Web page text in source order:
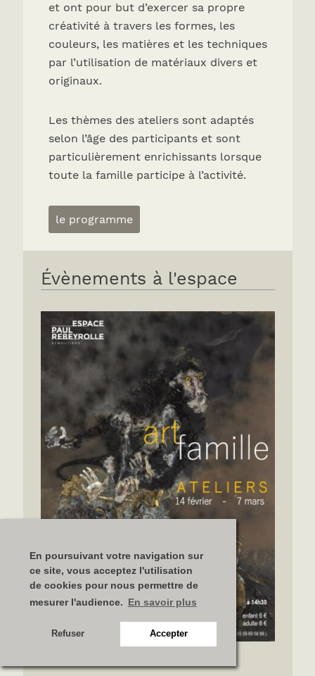
En poursuivant votre navigation sur
ce site, vous acceptez l'utilisation
de cookies pour nous permettre de
mesurer l'audience. En savoir plus
Refuser Accepter
et ont pour but d’exercer sa propre
créativité à travers les formes, les
couleurs, les matières et les techniques
par l’utilisation de matériaux divers et
originaux.
Les thèmes des ateliers sont adaptés
selon l’âge des participants et sont
particulièrement enrichissants lorsque
toute la famille participe à l’activité.
le programme
Évènements à l'espace